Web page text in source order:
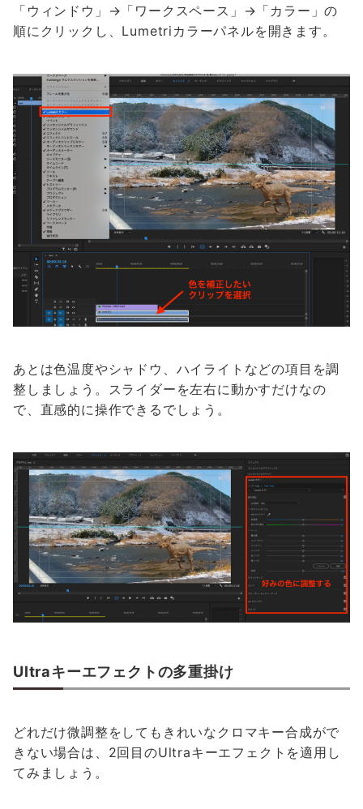
「ウィンドウ」→「ワークスペース」→「カラー」の
順にクリックし、Lumetriカラーパネルを開きます。
あとは色温度やシャドウ、ハイライトなどの項目を調
整しましょう。スライダーを左右に動かすだけなの
で、直感的に操作できるでしょう。
Ultraキーエフェクトの多重掛け
どれだけ微調整をしてもきれいなクロマキー合成がで
きない場合は、2回目のUltraキーエフェクトを適用し
てみましょう。